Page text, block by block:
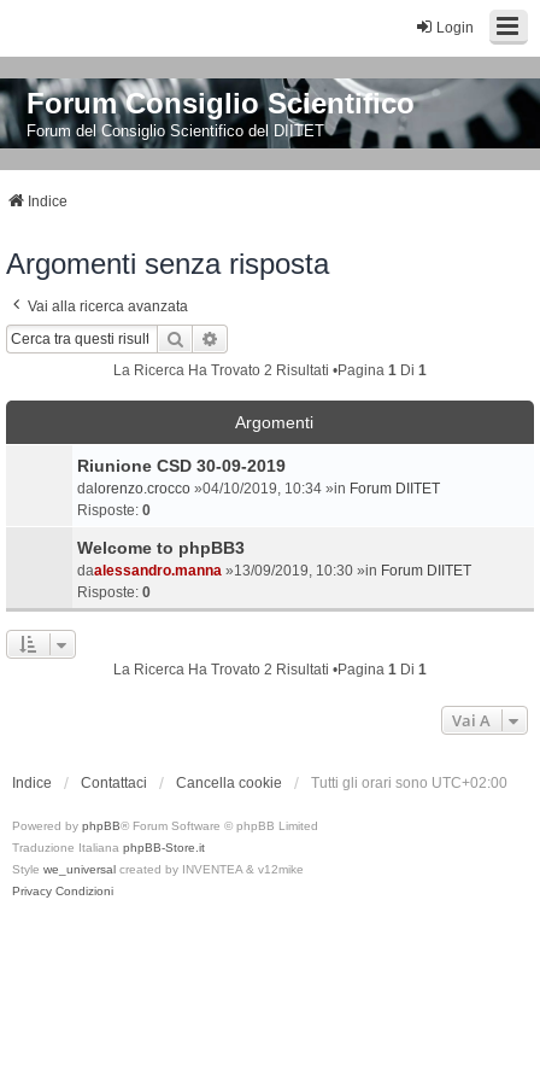
Login
Forum Consiglio Scientifico
Forum del Consiglio Scientifico del DIITET
Indice
Argomenti senza risposta
Vai alla ricerca avanzata
Cerca
La Ricerca Ha Trovato 2 Risultati •Pagina 1 Di 1
Argomenti
Riunione CSD 30-09-2019
da lorenzo.crocco »04/10/2019, 10:34 »in Forum DIITET
Risposte: 0
Welcome to phpBB3
daalessandro.manna »13/09/2019, 10:30 »in Forum DIITET
Risposte: 0
La Ricerca Ha Trovato 2 Risultati •Pagina 1 Di 1
Vai A
Indice Contattaci Cancella cookie Tutti gli orari sono UTC+02:00
Powered by phpBB® Forum Software © phpBB Limited
Traduzione Italiana phpBB-Store.it
Style we_universal created by INVENTEA & v12mike
Privacy Condizioni